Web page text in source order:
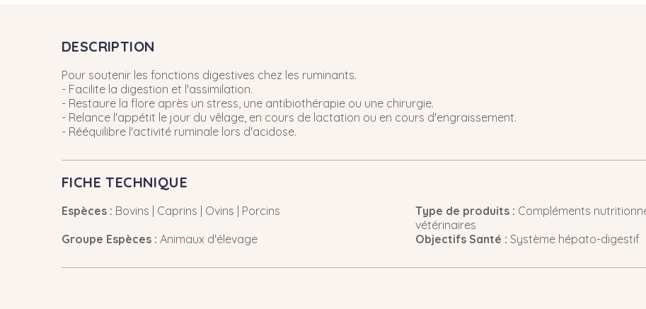
DESCRIPTION
Pour soutenir les fonctions digestives chez les ruminants.
- Facilite la digestion et l'assimilation.
- Restaure la flore après un stress, une antibiothérapie ou une chirurgie.
- Relance l'appétit le jour du vêlage, en cours de lactation ou en cours d'engraissement.
- Rééquilibre l'activité ruminale lors d'acidose.
FICHE TECHNIQUE
Espèces : Bovins | Caprins | Ovins | Porcins Type de produits : Compléments
vétérinaires
Groupe Espèces : Animaux d'élevage Objectifs Santé : Système hépato-digestif